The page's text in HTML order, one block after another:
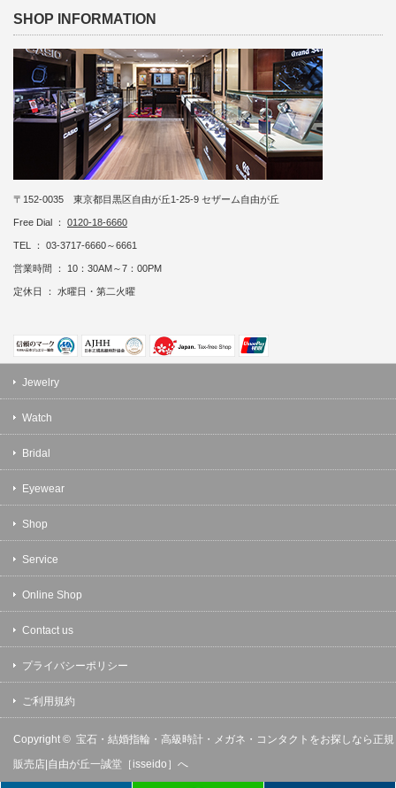
SHOP INFORMATION
〒152-0035 東京都目黒区自由が丘1-25-9 セザーム自由が丘
Free Dial ： 0120-18-6660
TEL ： 03-3717-6660～6661
営業時間 ： 10：30AM～7：00PM
定休日 ： 水曜日・第二火曜
Jewelry
Watch
Bridal
Eyewear
Shop
Service
Online Shop
Contact us
プライバシーポリシー
ご利用規約
Copyright © 宝石・結婚指輪・高級時計・メガネ・コンタクトをお探しなら正規
販売店|自由が丘一誠堂［isseido］へ